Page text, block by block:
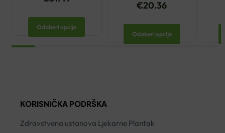
Odaberi opcije
€20.36
Odaberi opcije
KORISNIČKA PODRŠKA
Zdravstvena ustanova Ljekarne Plantak